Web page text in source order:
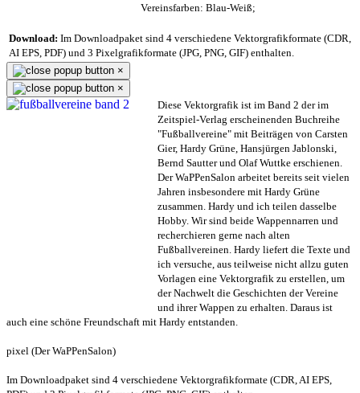
Vereinsfarben: Blau-Weiß;
Download: Im Downloadpaket sind 4 verschiedene Vektorgrafikformate (CDR,
AI EPS, PDF) und 3 Pixelgrafikformate (JPG, PNG, GIF) enthalten.
×
×
Diese Vektorgrafik ist im Band 2 der im
Zeitspiel-Verlag erscheinenden Buchreihe
"Fußballvereine" mit Beiträgen von Carsten
Gier, Hardy Grüne, Hansjürgen Jablonski,
Bernd Sautter und Olaf Wuttke erschienen.
Der WaPPenSalon arbeitet bereits seit vielen
Jahren insbesondere mit Hardy Grüne
zusammen. Hardy und ich teilen dasselbe
Hobby. Wir sind beide Wappennarren und
recherchieren gerne nach alten
Fußballvereinen. Hardy liefert die Texte und
ich versuche, aus teilweise nicht allzu guten
Vorlagen eine Vektorgrafik zu erstellen, um
der Nachwelt die Geschichten der Vereine
und ihrer Wappen zu erhalten. Daraus ist
auch eine schöne Freundschaft mit Hardy entstanden.
pixel (Der WaPPenSalon)
Im Downloadpaket sind 4 verschiedene Vektorgrafikformate (CDR, AI EPS,